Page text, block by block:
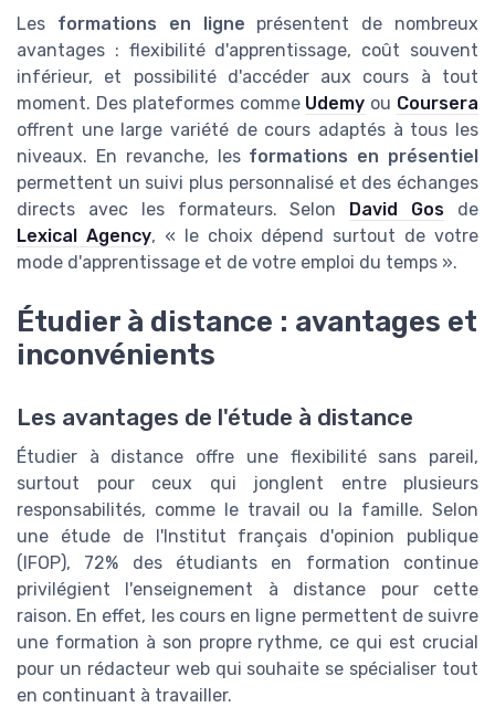
Les formations en ligne présentent de nombreux
avantages : flexibilité d'apprentissage, coût souvent
inférieur, et possibilité d'accéder aux cours à tout
moment. Des plateformes comme Udemy ou Coursera
offrent une large variété de cours adaptés à tous les
niveaux. En revanche, les formations en présentiel
permettent un suivi plus personnalisé et des échanges
directs avec les formateurs. Selon
David Gos de
Lexical Agency, « le choix dépend surtout de votre
mode d'apprentissage et de votre emploi du temps ».
Étudier à distance : avantages et
inconvénients
Les avantages de l'étude à distance
Étudier à distance offre une flexibilité sans pareil,
surtout pour ceux qui jonglent entre plusieurs
responsabilités, comme le travail ou la famille. Selon
une étude de l'Institut français d'opinion publique
(IFOP), 72% des étudiants en formation continue
privilégient l'enseignement à distance pour cette
raison. En effet, les cours en ligne permettent de suivre
une formation à son propre rythme, ce qui est crucial
pour un rédacteur web qui souhaite se spécialiser tout
en continuant à travailler.